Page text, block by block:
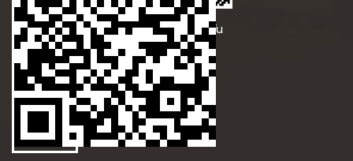
Betty Bella Yu